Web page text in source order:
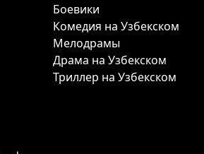
Боевики
Комедия на Узбекском
Мелодрамы
Драма на Узбекском
Триллер на Узбекском